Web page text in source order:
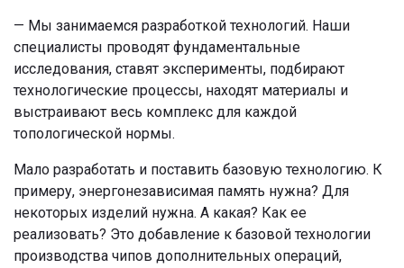
— Мы занимаемся разработкой технологий. Наши
специалисты проводят фундаментальные
исследования, ставят эксперименты, подбирают
технологические процессы, находят материалы и
выстраивают весь комплекс для каждой
топологической нормы.
Мало разработать и поставить базовую технологию. К
примеру, энергонезависимая память нужна? Для
некоторых изделий нужна. А какая? Как ее
реализовать? Это добавление к базовой технологии
производства чипов дополнительных операций,